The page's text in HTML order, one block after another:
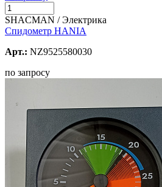
SHACMAN / Электрика
Спидометр HANIA
Арт.: NZ9525580030
по запросу